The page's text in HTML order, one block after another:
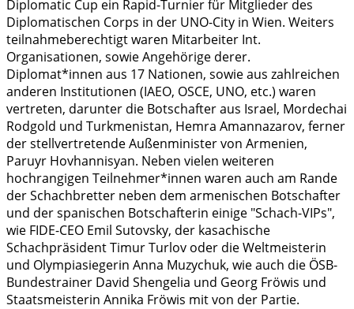
Diplomatic Cup ein Rapid-Turnier für Mitglieder des
Diplomatischen Corps in der UNO-City in Wien. Weiters
teilnahmeberechtigt waren Mitarbeiter Int.
Organisationen, sowie Angehörige derer.
Diplomat*innen aus 17 Nationen, sowie aus zahlreichen
anderen Institutionen (IAEO, OSCE, UNO, etc.) waren
vertreten, darunter die Botschafter aus Israel, Mordechai
Rodgold und Turkmenistan, Hemra Amannazarov, ferner
der stellvertretende Außenminister von Armenien,
Paruyr Hovhannisyan. Neben vielen weiteren
hochrangigen Teilnehmer*innen waren auch am Rande
der Schachbretter neben dem armenischen Botschafter
und der spanischen Botschafterin einige "Schach-VIPs",
wie FIDE-CEO Emil Sutovsky, der kasachische
Schachpräsident Timur Turlov oder die Weltmeisterin
und Olympiasiegerin Anna Muzychuk, wie auch die ÖSB-
Bundestrainer David Shengelia und Georg Fröwis und
Staatsmeisterin Annika Fröwis mit von der Partie.